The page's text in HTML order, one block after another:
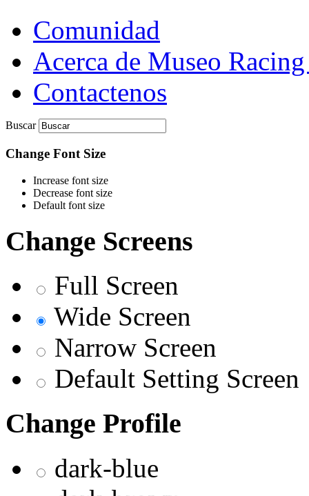
Comunidad
Acerca de Museo
Contactenos
Buscar
Change Font Size
Increase font size
Decrease font size
Default font size
Change Screens
Full Screen
Wide Screen
Narrow Screen
Default Setting Screen
Change Profile
dark-blue